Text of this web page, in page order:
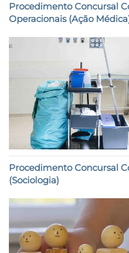
Procedimento Concursal
Operacionais (Ação
Procedimento Concursal
(Sociologia)